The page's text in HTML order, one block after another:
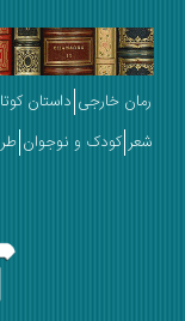
خارجی داستان کوتاه تاریخ
کودک و نوجوان طرح جلد